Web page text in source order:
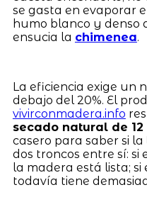
se gasta en evaporar
humo blanco y denso
ensucia la chimenea.
La eficiencia exige un
debajo del 20%. El
vivirconmadera.info
secado natural de 12
casero para saber si la
dos troncos entre sí: si
la madera está lista; si
todavía tiene